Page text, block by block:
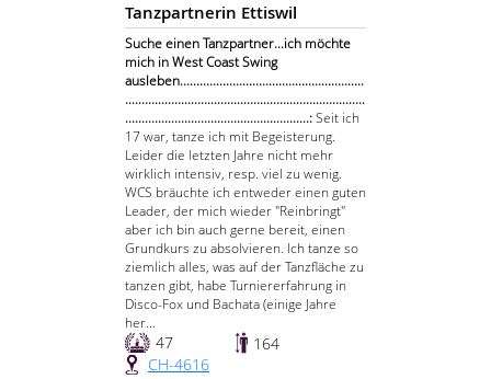
Tanzpartnerin Ettiswil
Suche einen Tanzpartner...ich möchte
mich in West Coast Swing
ausleben........................................................
.........................................................................
........................................................:Seit ich
17 war, tanze ich mit Begeisterung.
Leider die letzten Jahre nicht mehr
wirklich intensiv, resp. viel zu wenig.
WCS bräuchte ich entweder einen guten
Leader, der mich wieder "Reinbringt"
aber ich bin auch gerne bereit, einen
Grundkurs zu absolvieren. Ich tanze so
ziemlich alles, was auf der Tanzfläche zu
tanzen gibt, habe Turniererfahrung in
Disco-Fox und Bachata (einige Jahre
her...
47
164
CH-4616